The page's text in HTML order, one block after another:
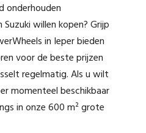
onderhouden
willen kopen? Grijp
in Ieper bieden
voor de beste prijzen
regelmatig. Als u wilt
momenteel beschikbaar
in onze 600 m² grote